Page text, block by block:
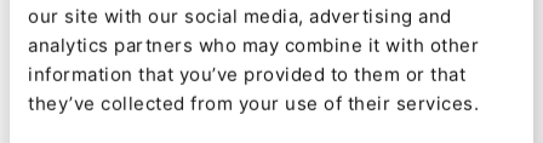
our site with our social media, advertising and
analytics partners who may combine it with other
information that you’ve provided to them or that
they’ve collected from your use of their services.
sentimental » de l’entreprise a été maintenu en
vie pendant le COVID-19, et le chiffre d’affaires
de l’entreprise a explosé.